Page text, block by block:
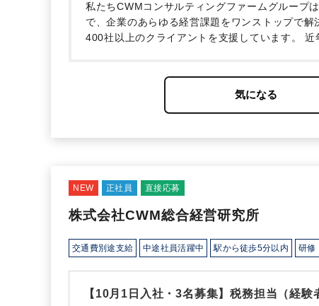
私たちCWMコンサルティングファームグループ
で、企業のあらゆる経営課題をワンストップで
400社以上のクライアントを支援しています。
近
ス」を新築移転いたしました。
この新築移転を
化を同時に推し進めるため、私たちの理念に共
3名・東松山2名】の体制でお迎えしたいと考え
NEW 正社員 直接応募
株式会社CWM総合経営研究所
交通費別途支給 中途社員活躍中 駅から徒歩5分以内 研修
【10月1日入社・3名募集】税務担当（経